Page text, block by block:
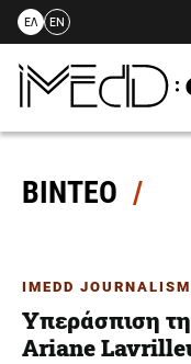
Skip
content
ΕΛ EN
ΒΙΝΤΕΟ
IMEDD
Υπεράσπιση
Ariane